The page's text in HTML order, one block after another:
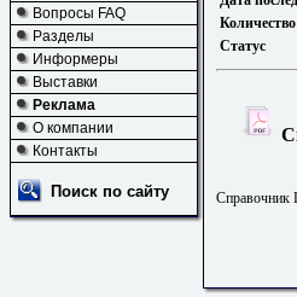
Вопросы FAQ
Разделы
Информеры
Выставки
Реклама
О компании
Контакты
Поиск по сайту
Статус
Справочник